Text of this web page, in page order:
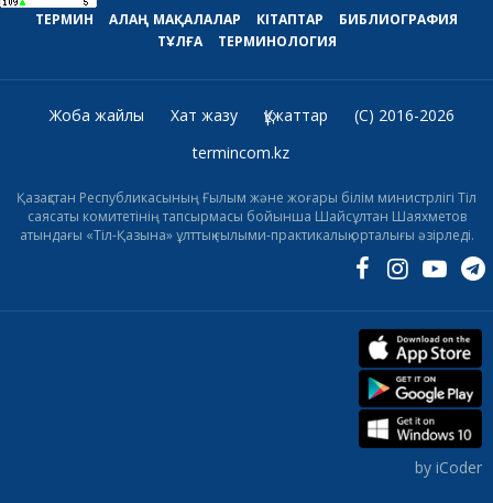
ТЕРМИН АЛАҢ МАҚАЛАЛАР КІТАПТАР
БИБЛИОГРАФИЯ
ТҰЛҒА
ТЕРМИНОЛОГИЯ
Жоба жайлы Хат жазу Құжаттар
(C) 2016-2026
termincom.kz
Қазақстан Республикасының Ғылым және жоғары білім министрлігі Тіл
саясаты комитетінің тапсырмасы бойынша Шайсұлтан Шаяхметов
атындағы «Тіл-Қазына» ұлттық ғылыми-практикалық орталығы әзірледі.
by iCoder